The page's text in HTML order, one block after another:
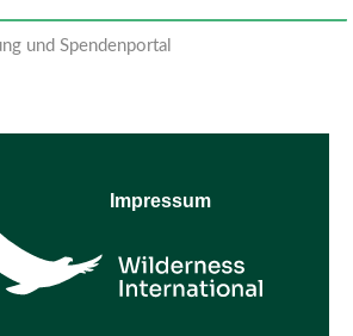
und Spendenportal
Impressum